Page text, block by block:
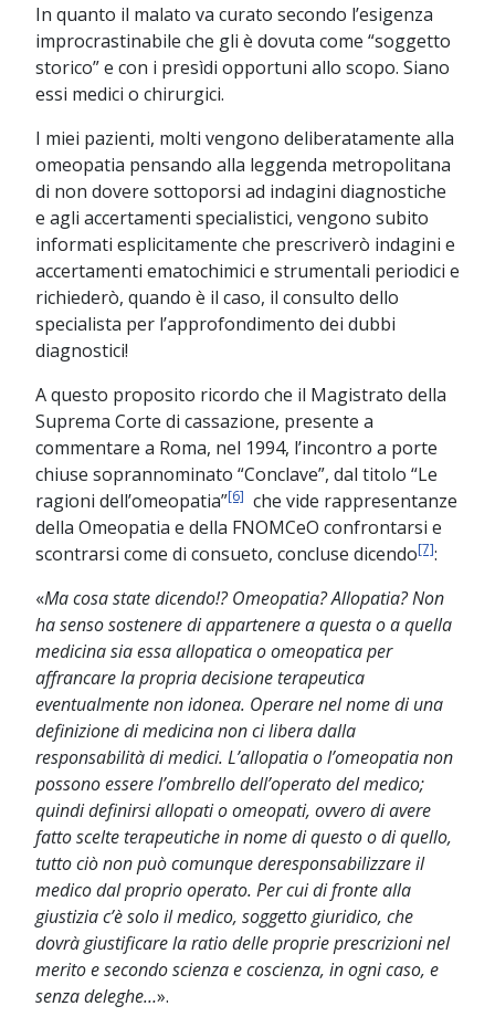
In quanto il malato va curato secondo l’esigenza
improcrastinabile che gli è dovuta come “soggetto
storico” e con i presìdi opportuni allo scopo. Siano
essi medici o chirurgici.
I miei pazienti, molti vengono deliberatamente alla
omeopatia pensando alla leggenda metropolitana
di non dovere sottoporsi ad indagini diagnostiche
e agli accertamenti specialistici, vengono subito
informati esplicitamente che prescriverò indagini e
accertamenti ematochimici e strumentali periodici e
richiederò, quando è il caso, il consulto dello
specialista per l’approfondimento dei dubbi
diagnostici!
A questo proposito ricordo che il Magistrato della
Suprema Corte di cassazione, presente a
commentare a Roma, nel 1994, l’incontro a porte
chiuse soprannominato “Conclave”, dal titolo “Le
ragioni dell’omeopatia”[6] che vide rappresentanze
della Omeopatia e della FNOMCeO confrontarsi e
scontrarsi come di consueto, concluse dicendo[7]:
«Ma cosa state dicendo!? Omeopatia? Allopatia? Non
ha senso sostenere di appartenere a questa o a quella
medicina sia essa allopatica o omeopatica per
affrancare la propria decisione terapeutica
eventualmente non idonea. Operare nel nome di una
definizione di medicina non ci libera dalla
responsabilità di medici. L’allopatia o l’omeopatia non
possono essere l’ombrello dell’operato del medico;
quindi definirsi allopati o omeopati, ovvero di avere
fatto scelte terapeutiche in nome di questo o di quello,
tutto ciò non può comunque deresponsabilizzare il
medico dal proprio operato. Per cui di fronte alla
giustizia c’è solo il medico, soggetto giuridico, che
dovrà giustificare la ratio delle proprie prescrizioni nel
merito e secondo scienza e coscienza, in ogni caso, e
senza deleghe…».